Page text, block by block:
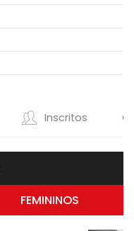
Inscritos
FEMININOS